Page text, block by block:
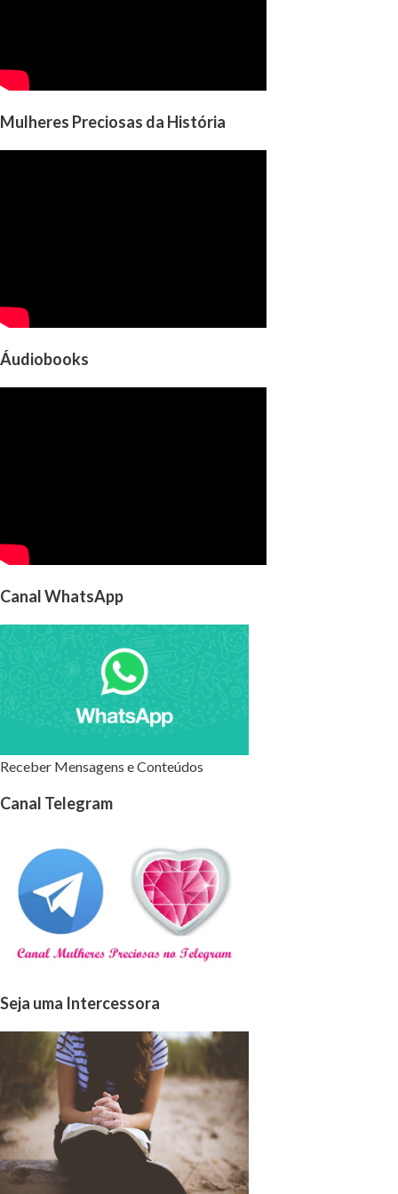
Mulheres Preciosas da História
Áudiobooks
Canal WhatsApp
Receber Mensagens e Conteúdos
Canal Telegram
Seja uma Intercessora